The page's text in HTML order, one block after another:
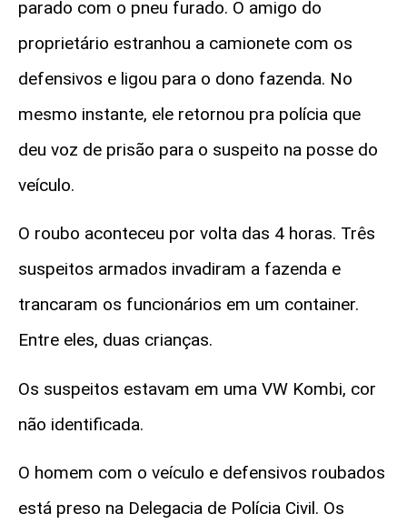
parado com o pneu furado. O amigo do
proprietário estranhou a camionete com os
defensivos e ligou para o dono fazenda. No
mesmo instante, ele retornou pra polícia que
deu voz de prisão para o suspeito na posse do
veículo.
O roubo aconteceu por volta das 4 horas. Três
suspeitos armados invadiram a fazenda e
trancaram os funcionários em um container.
Entre eles, duas crianças.
Os suspeitos estavam em uma VW Kombi, cor
não identificada.
O homem com o veículo e defensivos roubados
está preso na Delegacia de Polícia Civil. Os